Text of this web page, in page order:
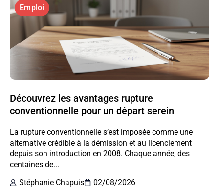
Emploi
Découvrez les avantages rupture
conventionnelle pour un départ serein
La rupture conventionnelle s’est imposée comme une
alternative crédible à la démission et au licenciement
depuis son introduction en 2008. Chaque année, des
centaines de...
Stéphanie Chapuis
02/08/2026